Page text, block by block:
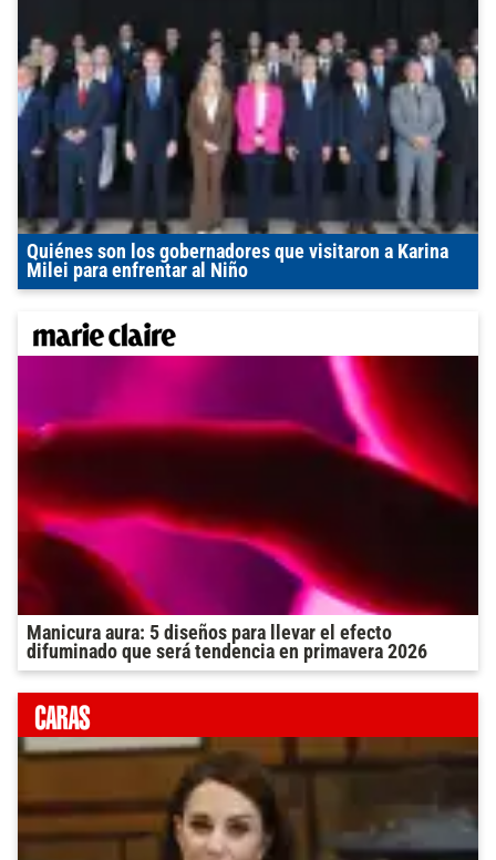
Quiénes son los gobernadores que visitaron a Karina
Milei para enfrentar al Niño
Manicura aura: 5 diseños para llevar el efecto
difuminado que será tendencia en primavera 2026